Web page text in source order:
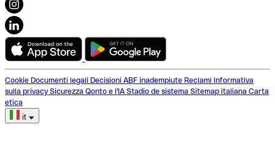
Cookie Documenti legali Decisioni ABF inadempiute Reclami Informativa
sulla privacy Sicurezza Qonto e l'IA Stadio de sistema Sitemap italiana Carta
etica
it